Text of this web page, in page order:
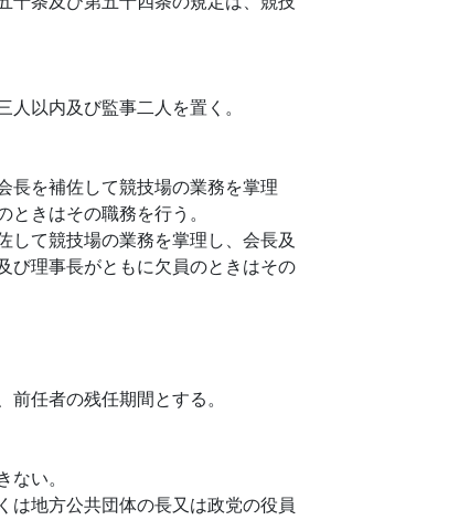
以内及び監事二人を置く。
長を補佐して競技場の業務を掌理
きはその職務を行う。
して競技場の業務を掌理し、会長及
び理事長がともに欠員のときはその
任者の残任期間とする。
い。
は地方公共団体の長又は政党の役員